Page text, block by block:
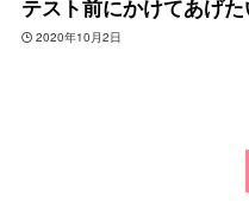
テスト前にかけてあげ
2020年10月2日